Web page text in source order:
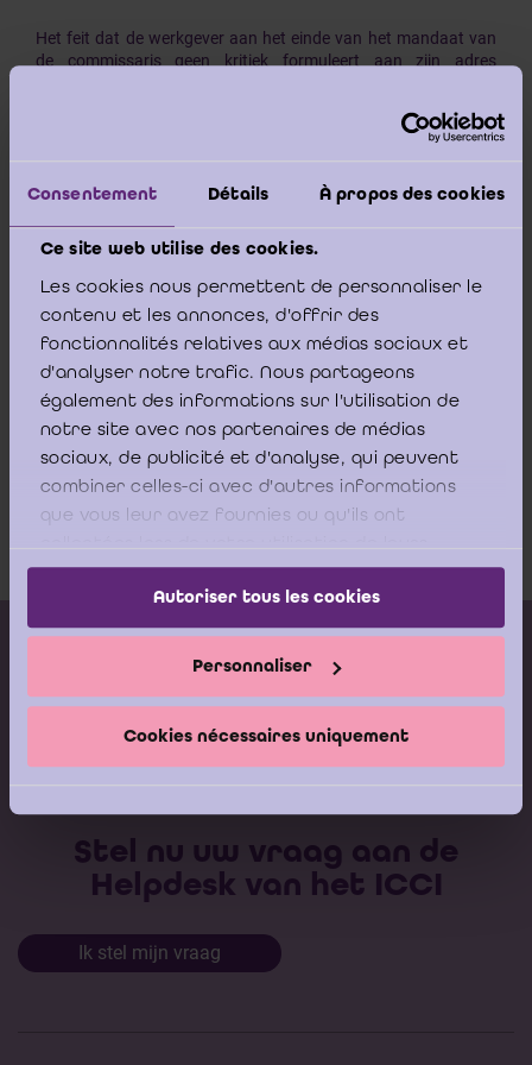
Consentement Détails À propos des cookies
Ce site web utilise des cookies.
Les cookies nous permettent de personnaliser le
contenu et les annonces, d'offrir des
fonctionnalités relatives aux médias sociaux et
d'analyser notre trafic. Nous partageons
également des informations sur l'utilisation de
notre site avec nos partenaires de médias
sociaux, de publicité et d'analyse, qui peuvent
combiner celles-ci avec d'autres informations
que vous leur avez fournies ou qu'ils ont
services.
Autoriser tous les cookies
Personnaliser
Cookies nécessaires uniquement
Het feit dat de werkgever aan het einde van het mandaat van
de commissaris geen kritiek formuleert aan zijn adres
een motief uitmaken voor de raad van bestuur om een andere
ondernemingsraad gepresteerde werk eveneens in overweging
verantwoordelijkheid ten aanzien van een belangrijke nieuwe
aandeelhouder laat prevaleren, temeer daar de bezwaren van
de ondernemingsraad tegenover de nieuw voorgedragen
kandidaat ongegrond zijn.
Koophandel-Brussel-09_11_1992
Download
Kalender vorming
Modeldocumenten
Stel nu uw vraag aan de
Helpdesk van het ICCI
Ik stel mijn vraag